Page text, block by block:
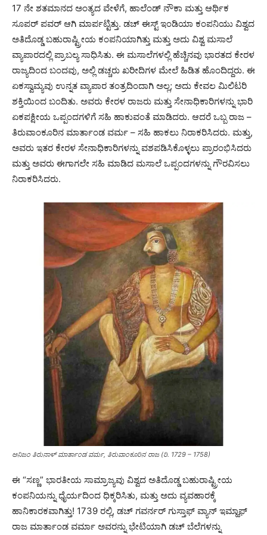
17 ನೇ ಶತಮಾನದ ಅಂತ್ಯದ ವೇಳೆಗೆ, ಹಾಲೆಂಡ್ ನೌಕಾ ಮತ್ತು ಆರ್ಥಿಕ
ಸೂಪರ್ ಪವರ್ ಆಗಿ ಮಾರ್ಪಟ್ಟಿತ್ತು. ಡಚ್ ಈಸ್ಟ್ ಇಂಡಿಯಾ ಕಂಪನಿಯು ವಿಶ್ವದ
ಅತಿದೊಡ್ಡ ಬಹುರಾಷ್ಟ್ರೀಯ ಕಂಪನಿಯಾಗಿತ್ತು ಮತ್ತು ಅದು ವಿಶ್ವ ಮಸಾಲೆ
ವ್ಯಾಪಾರದಲ್ಲಿ ಪ್ರಾಬಲ್ಯ ಸಾಧಿಸಿತು. ಈ ಮಸಾಲೆಗಳಲ್ಲಿ ಹೆಚ್ಚಿನವು ಭಾರತದ ಕೇರಳ
ರಾಜ್ಯದಿಂದ ಬಂದವು, ಅಲ್ಲಿ ಡಚ್ಚರು ಖರೀದಿಗಳ ಮೇಲೆ ಹಿಡಿತ ಹೊಂದಿದ್ದರು. ಈ
ಏಕಸ್ವಾಮ್ಯವು ಉನ್ನತ ವ್ಯಾಪಾರ ತಂತ್ರದಿಂದಾಗಿ ಅಲ್ಲ; ಅದು ಕೇವಲ ಮಿಲಿಟರಿ
ಶಕ್ತಿಯಿಂದ ಬಂದಿತು. ಅವರು ಕೇರಳ ರಾಜರು ಮತ್ತು ಸೇನಾಧಿಕಾರಿಗಳನ್ನು ಭಾರಿ
ಏಕಪಕ್ಷೀಯ ಒಪ್ಪಂದಗಳಿಗೆ ಸಹಿ ಹಾಕುವಂತೆ ಮಾಡಿದರು. ಆದರೆ ಒಬ್ಬ ರಾಜ –
ತಿರುವಾಂಕೂರಿನ ಮಾರ್ತಾಂಡ ವರ್ಮ – ಸಹಿ ಹಾಕಲು ನಿರಾಕರಿಸಿದರು. ಮತ್ತು,
ಅವರು ಇತರ ಕೇರಳ ಸೇನಾಧಿಕಾರಿಗಳನ್ನು ವಶಪಡಿಸಿಕೊಳ್ಳಲು ಪ್ರಾರಂಭಿಸಿದರು
ಮತ್ತು ಅವರು ಈಗಾಗಲೇ ಸಹಿ ಮಾಡಿದ ಮಸಾಲೆ ಒಪ್ಪಂದಗಳನ್ನು ಗೌರವಿಸಲು
ನಿರಾಕರಿಸಿದರು.
ಅನಿಜಂ ತಿರುನಾಳ್ ಮಾರ್ತಾಂಡ ವರ್ಮ, ತಿರುವಾಂಕೂರಿನ ರಾಜ (ರಿ. 1729 – 1758)
ಈ “ಸಣ್ಣ” ಭಾರತೀಯ ಸಾಮ್ರಾಜ್ಯವು ವಿಶ್ವದ ಅತಿದೊಡ್ಡ ಬಹುರಾಷ್ಟ್ರೀಯ
ಕಂಪನಿಯನ್ನು ಧೈರ್ಯದಿಂದ ಧಿಕ್ಕರಿಸಿತು, ಮತ್ತು ಅದು ವ್ಯವಹಾರಕ್ಕೆ
ಹಾನಿಕಾರಕವಾಗಿತ್ತು! 1739 ರಲ್ಲಿ, ಡಚ್ ಗವರ್ನರ್ ಗುಸ್ತಾಫ್ ವ್ಯಾನ್ ಇಮ್ಹಾಫ್
ರಾಜ ಮಾರ್ತಾಂಡ ವರ್ಮಾ ಅವರನ್ನು ಭೇಟಿಯಾಗಿ ಡಚ್ ಬೆಲೆಗಳನ್ನು